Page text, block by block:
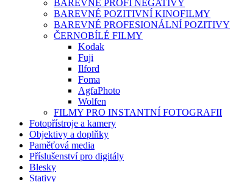
BAREVNÉ PROFI NEGATIVY
BAREVNÉ POZITIVNÍ KINOFILMY
BAREVNÉ PROFESIONÁLNÍ POZITIVY
ČERNOBÍLÉ FILMY
Kodak
Fuji
Ilford
Foma
AgfaPhoto
Wolfen
FILMY PRO INSTANTNÍ FOTOGRAFII
Fotopřístroje a kamery
Objektivy a doplňky
Paměťová media
Příslušenství pro digitály
Blesky
Stativy